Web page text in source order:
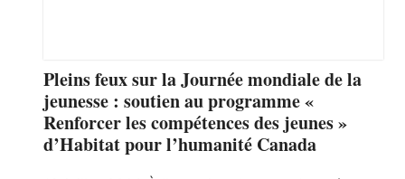
Pleins feux sur la Journée mondiale de la
jeunesse : soutien au programme «
Renforcer les compétences des jeunes »
d’Habitat pour l’humanité Canada